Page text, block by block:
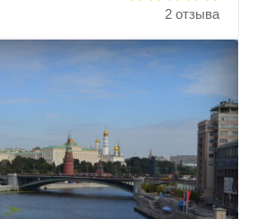
2 отзыва